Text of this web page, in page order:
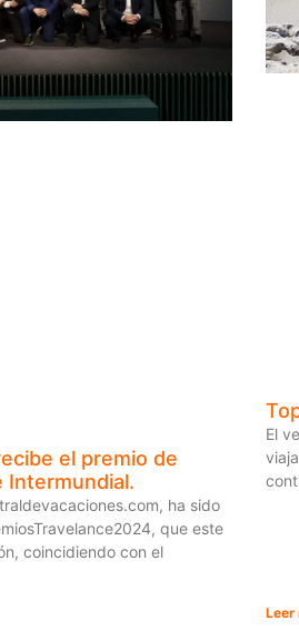
el premio de
Intermundial.
ha sido
que este
coincidiendo con el
El
Leer